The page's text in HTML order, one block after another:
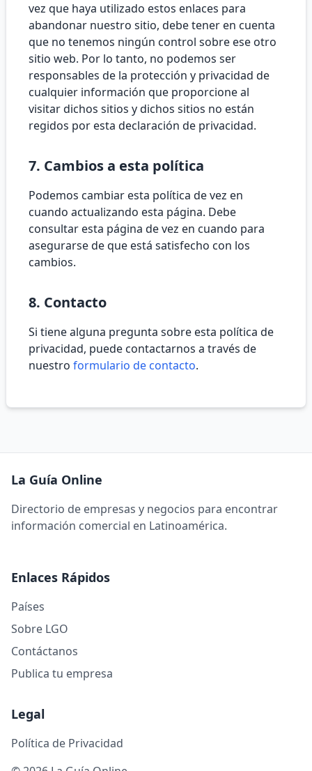
vez que haya utilizado estos enlaces para
abandonar nuestro sitio, debe tener en cuenta
que no tenemos ningún control sobre ese otro
sitio web. Por lo tanto, no podemos ser
responsables de la protección y privacidad de
cualquier información que proporcione al
visitar dichos sitios y dichos sitios no están
regidos por esta declaración de privacidad.
7. Cambios a esta política
Podemos cambiar esta política de vez en
cuando actualizando esta página. Debe
consultar esta página de vez en cuando para
asegurarse de que está satisfecho con los
cambios.
8. Contacto
Si tiene alguna pregunta sobre esta política de
privacidad, puede contactarnos a través de
nuestro formulario de contacto.
La Guía Online
Directorio de empresas y negocios para encontrar
información comercial en Latinoamérica.
Enlaces Rápidos
Países
Sobre LGO
Contáctanos
Publica tu empresa
Legal
Política de Privacidad